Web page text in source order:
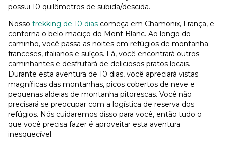
possui 10 quilômetros de subida/descida.
Nosso trekking de 10 dias começa em Chamonix, França, e
contorna o belo maciço do Mont Blanc. Ao longo do
caminho, você passa as noites em refúgios de montanha
franceses, italianos e suíços. Lá, você encontrará outros
caminhantes e desfrutará de deliciosos pratos locais.
Durante esta aventura de 10 dias, você apreciará vistas
magníficas das montanhas, picos cobertos de neve e
pequenas aldeias de montanha pitorescas. Você não
precisará se preocupar com a logística de reserva dos
refúgios. Nós cuidaremos disso para você, então tudo o
que você precisa fazer é aproveitar esta aventura
inesquecível.